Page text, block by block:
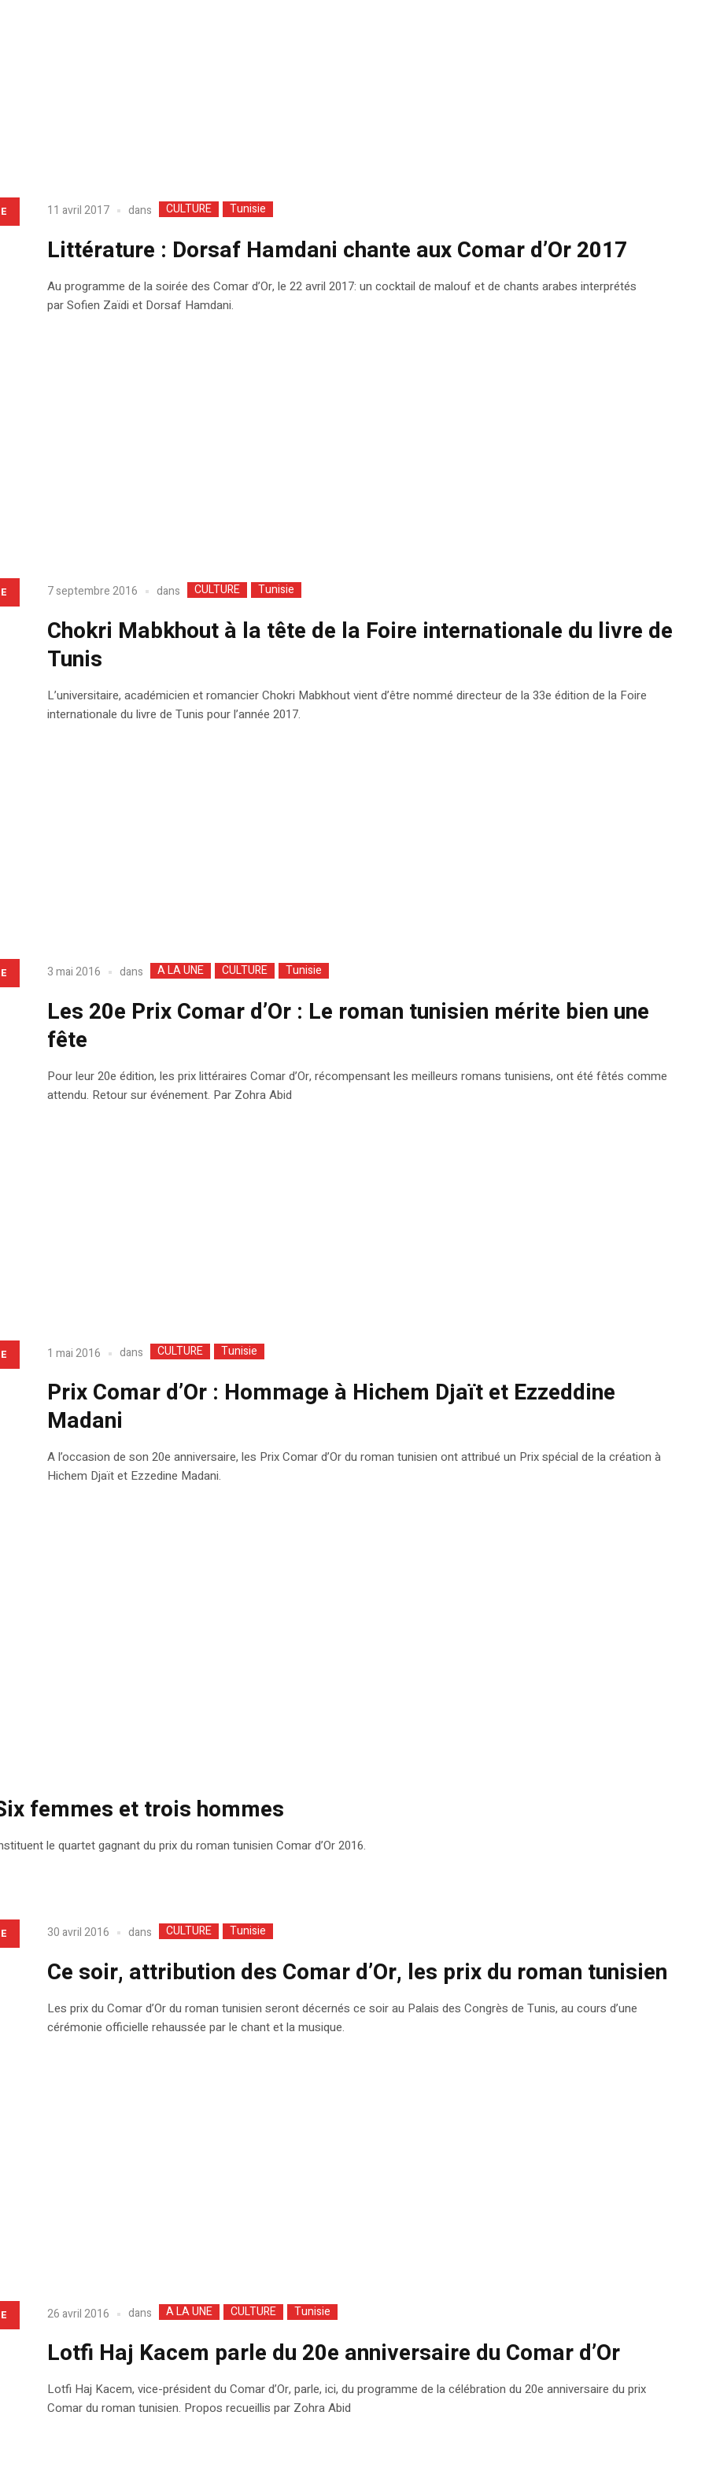
11 avril 2017 dans CULTURE Tunisie
Littérature : Dorsaf Hamdani chante aux Comar d’Or 2017
Au programme de la soirée des Comar d’Or, le 22 avril 2017: un cocktail de malouf et de chants arabes interprétés
par Sofien Zaïdi et Dorsaf Hamdani.
7 septembre 2016 dans CULTURE Tunisie
Chokri Mabkhout à la tête de la Foire internationale du livre de
Tunis
L’universitaire, académicien et romancier Chokri Mabkhout vient d’être nommé directeur de la 33e édition de la Foire
internationale du livre de Tunis pour l’année 2017.
3 mai 2016 dans A LA UNE CULTURE Tunisie
Les 20e Prix Comar d’Or : Le roman tunisien mérite bien une
fête
Pour leur 20e édition, les prix littéraires Comar d’Or, récompensant les meilleurs romans tunisiens, ont été fêtés comme
attendu. Retour sur événement. Par Zohra Abid
1 mai 2016 dans CULTURE Tunisie
Prix Comar d’Or : Hommage à Hichem Djaït et Ezzeddine
Madani
A l’occasion de son 20e anniversaire, les Prix Comar d’Or du roman tunisien ont attribué un Prix spécial de la création à
Hichem Djaït et Ezzedine Madani.
femmes et trois hommes
le quartet gagnant du prix du roman tunisien Comar d’Or 2016.
30 avril 2016 dans CULTURE Tunisie
Ce soir, attribution des Comar d’Or, les prix du roman tunisien
Les prix du Comar d’Or du roman tunisien seront décernés ce soir au Palais des Congrès de Tunis, au cours d’une
cérémonie officielle rehaussée par le chant et la musique.
26 avril 2016 dans A LA UNE CULTURE Tunisie
Lotfi Haj Kacem parle du 20e anniversaire du Comar d’Or
Lotfi Haj Kacem, vice-président du Comar d’Or, parle, ici, du programme de la célébration du 20e anniversaire du prix
Comar du roman tunisien. Propos recueillis par Zohra Abid